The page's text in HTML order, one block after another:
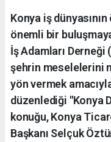
Konya iş
önemli bir
İş Adamları Derneği
şehrin meselelerini
yön vermek
düzenlediği "Konya
konuğu, Konya
Başkanı Selçuk